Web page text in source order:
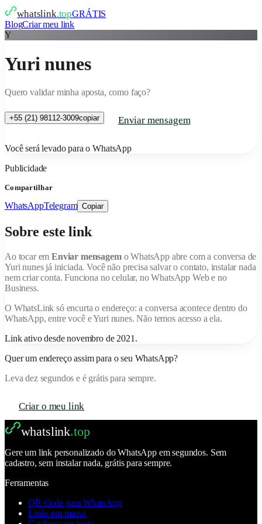
whatslink.topGRÁTIS
BlogCriar meu link
Y
Yuri nunes
Quero validar minha aposta, como faço?
+55 (21) 98112-3009copiar Enviar mensagem
Você será levado para o WhatsApp
Publicidade
Compartilhar
WhatsAppTelegram Copiar
Sobre este link
Ao tocar emEnviar mensagem o WhatsApp abre com a conversa de
Yuri nunesjá iniciada. Você não precisa salvar o contato, instalar nada
nem criar conta. Funciona no celular, no WhatsApp Web e no
Business.
O WhatsLink só encurta o endereço: a conversa acontece dentro do
WhatsApp, entre você eYuri nunes. Não temos acesso a ela.
Link ativo desde novembro de 2021 .
Quer um endereço assim para o seu WhatsApp?
Leva dez segundos e é grátis para sempre.
Criar o meu link
whatslink.top
Gere um link personalizado do WhatsApp em segundos. Sem
cadastro, sem instalar nada, grátis para sempre.
Ferramentas
QR Code para WhatsApp
Links em massa